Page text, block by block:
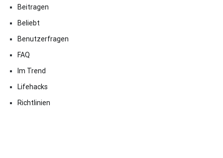
Beitragen
Beliebt
Benutzerfragen
FAQ
Im Trend
Lifehacks
Richtlinien